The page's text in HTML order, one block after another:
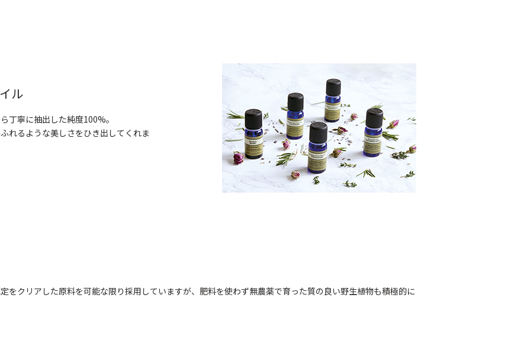
ル
丁寧に抽出した純度100%。
れるような美しさをひき出してくれま
をクリアした原料を可能な限り採用していますが、肥料を使わず無農薬で育った質の良い野生植物も積極的に